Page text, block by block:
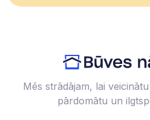
Mēs strādājam, lai
pārdomātu un